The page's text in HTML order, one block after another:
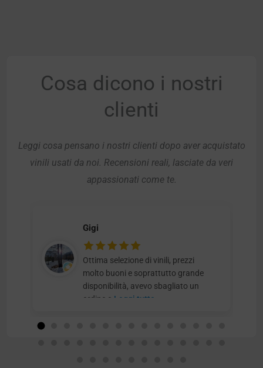
Cosa dicono i nostri
clienti
Leggi cosa pensano i nostri clienti dopo aver acquistato
vinili usati da noi. Recensioni reali, lasciate da veri
appassionati come te.
Gigi
Ottima selezione di vinili, prezzi
molto buoni e soprattutto grande
disponibilità, avevo sbagliato un
ordine e Leggi tutto